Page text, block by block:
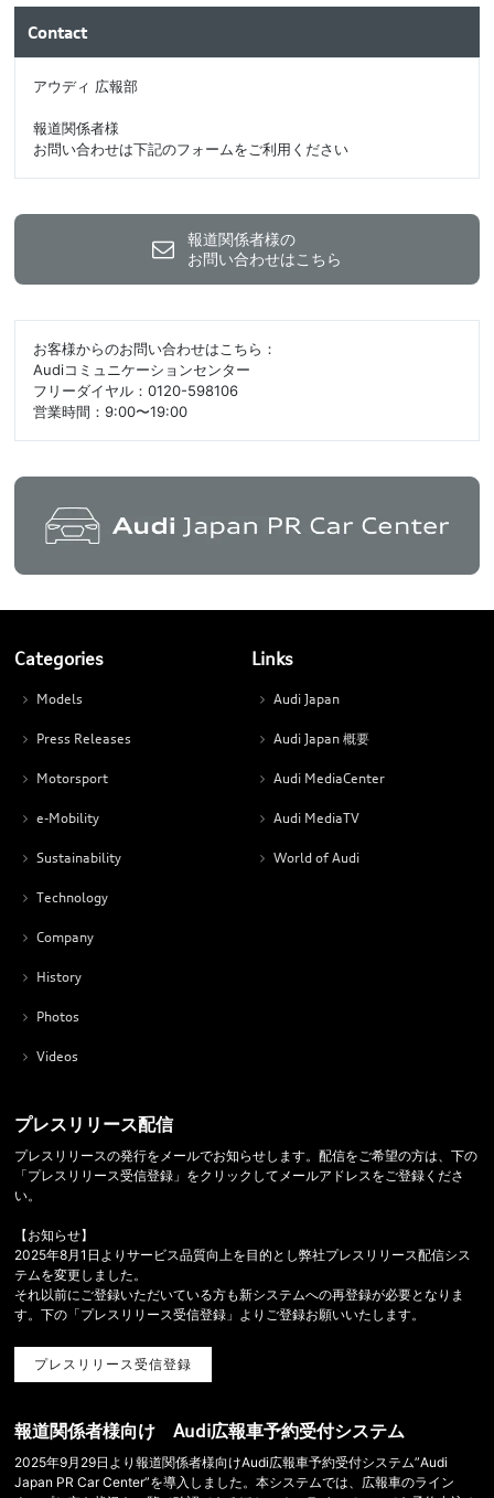
Contact
アウディ 広報部
報道関係者様
お問い合わせは下記のフォームをご利用ください
報道関係者様の
お問い合わせはこちら
お客様からのお問い合わせはこちら：
Audiコミュニケーションセンター
フリーダイヤル：0120-598106
営業時間：9:00〜19:00
Categories
Models
Press Releases
Motorsport
e-Mobility
Sustainability
Technology
Company
History
Photos
Videos
Links
Audi Japan
Audi Japan 概要
Audi MediaCenter
Audi MediaTV
World of Audi
プレスリリース配信
プレスリリースの発行をメールでお知らせします。配信をご希望の方は、下の
「プレスリリース受信登録」をクリックしてメールアドレスをご登録くださ
い。
【お知らせ】
2025年8月1日よりサービス品質向上を目的とし弊社プレスリリース配信シス
テムを変更しました。
それ以前にご登録いただいている方も新システムへの再登録が必要となりま
す。下の「プレスリリース受信登録」よりご登録お願いいたします。
プレスリリース受信登録
報道関係者様向け Audi広報車予約受付システム
2025年9月29日より報道関係者様向けAudi広報車予約受付システム”Audi
Japan PR Car Center”を導入しました。本システムでは、広報車のライン